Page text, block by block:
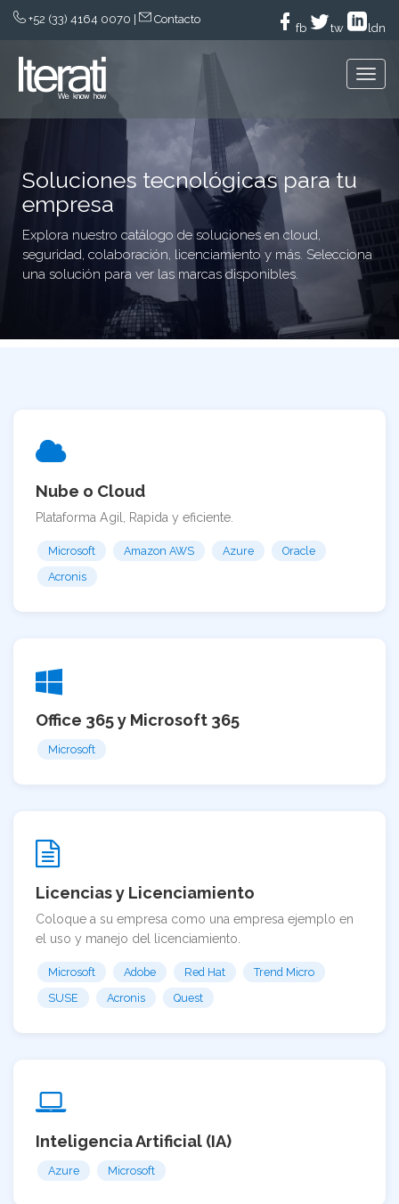
+52 (33) 4164 0070 | Contacto
fb tw ldn
Soluciones tecnológicas para tu
empresa
Explora nuestro catálogo de soluciones en cloud,
seguridad, colaboración, licenciamiento y más. Selecciona
una solución para ver las marcas disponibles.
Nube o Cloud
Plataforma Agil, Rapida y eficiente.
Microsoft Amazon AWS Azure
Oracle
Acronis
Office 365 y Microsoft 365
Microsoft
Licencias y Licenciamiento
Coloque a su empresa como una empresa ejemplo en
el uso y manejo del licenciamiento.
Microsoft Adobe Red Hat
Trend Micro
SUSE
Acronis Quest
Inteligencia Artificial (IA)
Azure Microsoft